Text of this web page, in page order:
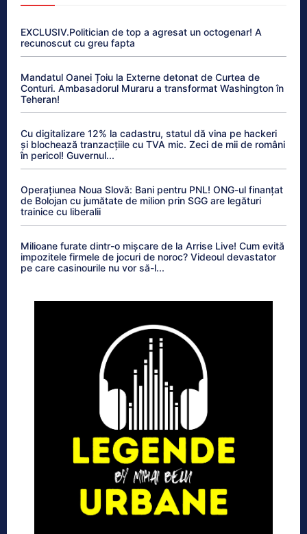
EXCLUSIV.Politician de top a agresat un octogenar! A
recunoscut cu greu fapta
Mandatul Oanei Țoiu la Externe detonat de Curtea de
Conturi. Ambasadorul Muraru a transformat Washington în
Teheran!
Cu digitalizare 12% la cadastru, statul dă vina pe hackeri
și blochează tranzacțiile cu TVA mic. Zeci de mii de români
în pericol! Guvernul...
Operațiunea Noua Slovă: Bani pentru PNL! ONG-ul finanțat
de Bolojan cu jumătate de milion prin SGG are legături
trainice cu liberalii
Milioane furate dintr-o mișcare de la Arrise Live! Cum evită
impozitele firmele de jocuri de noroc? Videoul devastator
pe care casinourile nu vor să-l...